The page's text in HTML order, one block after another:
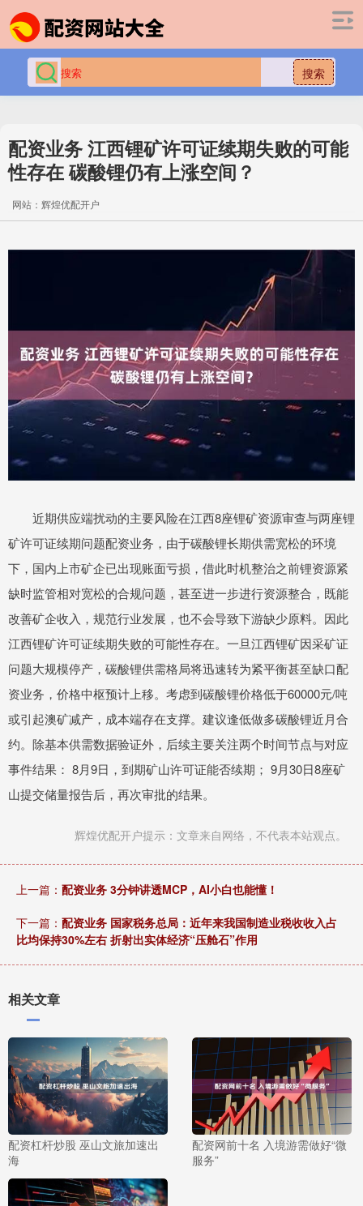
搜索
配资业务 江西锂矿许可证续期失败的可能
性存在 碳酸锂仍有上涨空间？
网站：辉煌优配开户
近期供应端扰动的主要风险在江西8座锂矿资源审查与两座锂
矿许可证续期问题配资业务，由于碳酸锂长期供需宽松的环境
下，国内上市矿企已出现账面亏损，借此时机整治之前锂资源紧
缺时监管相对宽松的合规问题，甚至进一步进行资源整合，既能
改善矿企收入，规范行业发展，也不会导致下游缺少原料。因此
江西锂矿许可证续期失败的可能性存在。一旦江西锂矿因采矿证
问题大规模停产，碳酸锂供需格局将迅速转为紧平衡甚至缺口配
资业务，价格中枢预计上移。考虑到碳酸锂价格低于60000元/吨
或引起澳矿减产，成本端存在支撑。建议逢低做多碳酸锂近月合
约。除基本供需数据验证外，后续主要关注两个时间节点与对应
事件结果： 8月9日，到期矿山许可证能否续期； 9月30日8座矿
山提交储量报告后，再次审批的结果。
辉煌优配开户提示：文章来自网络，不代表本站观点。
上一篇： 配资业务 3分钟讲透MCP，AI小白也能懂！
下一篇： 配资业务 国家税务总局：近年来我国制造业税收收入占
比均保持30%左右 折射出实体经济“压舱石”作用
相关文章
配资杠杆炒股 巫山文旅加速出
海
配资网前十名 入境游需做好“微
服务”